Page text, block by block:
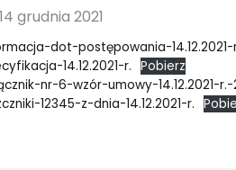
14 grudnia 2021
dot-postępowania-14.12.2021-
14.12.2021-r. Pobierz
nr-6-wzór-umowy-14.12.2021-r.-
12345-z-dnia-14.12.2021-r.